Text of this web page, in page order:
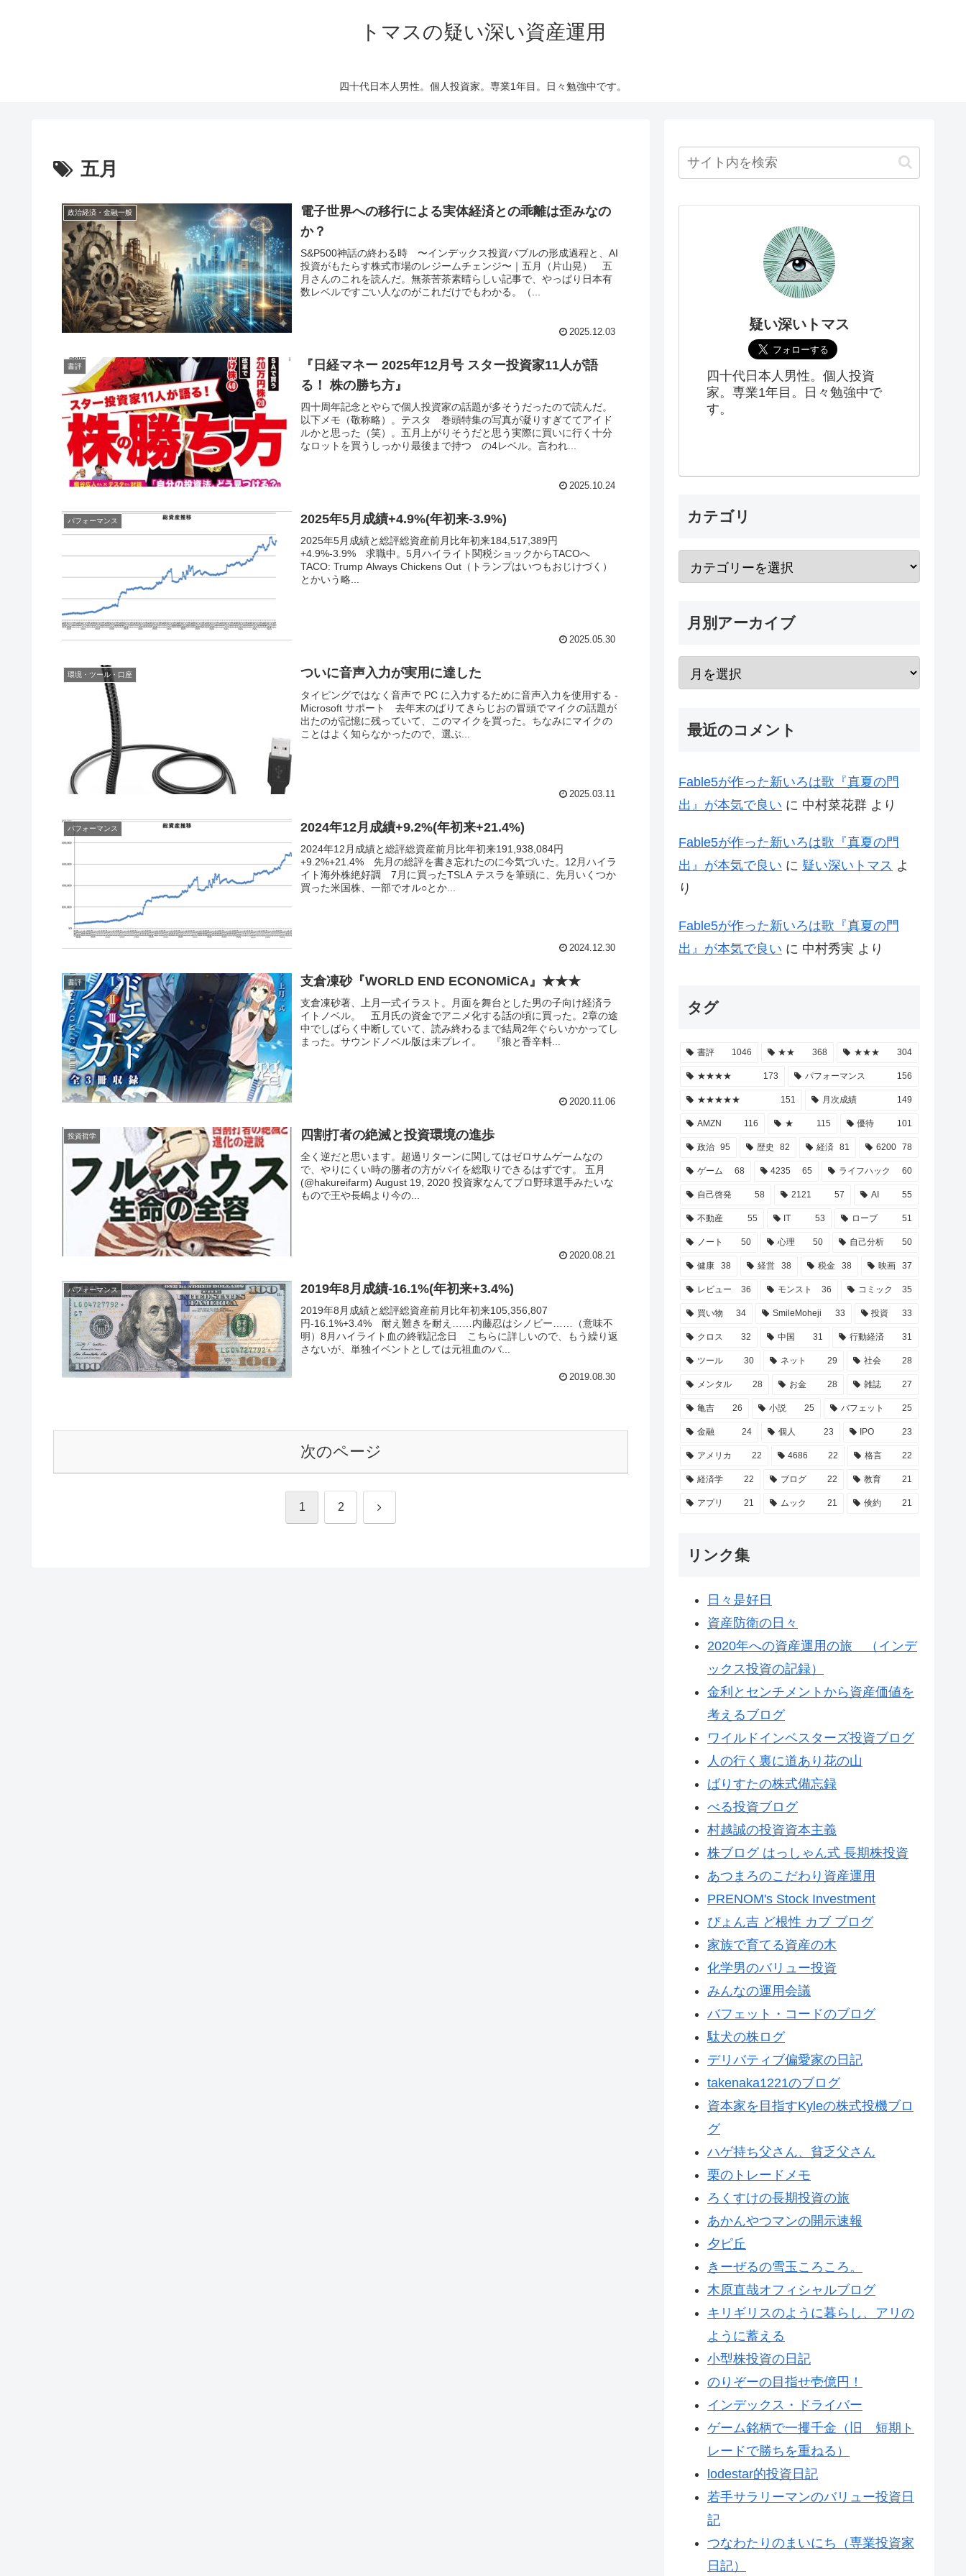
トマスの疑い深い資産運用
四十代日本人男性。個人投資家。専業1年目。日々勉強中です。
五月
政治経済・金融一般
電子世界への移行による実体経済との乖離は歪みなの
か？
S&P500神話の終わる時 〜インデックス投資バブルの形成過程と、AI
投資がもたらす株式市場のレジームチェンジ〜｜五月（片山晃） 五
月さんのこれを読んだ。無茶苦茶素晴らしい記事で、やっぱり日本有
数レベルですごい人なのがこれだけでもわかる。（...
2025.12.03
書評
『日経マネー 2025年12月号 スター投資家11人が語
る！ 株の勝ち方』
四十周年記念とやらで個人投資家の話題が多そうだったので読んだ。
以下メモ（敬称略）。テスタ 巻頭特集の写真が凝りすぎててアイド
ルかと思った（笑）。五月上がりそうだと思う実際に買いに行く十分
なロットを買うしっかり最後まで持つ の4レベル。言われ...
2025.10.24
パフォーマンス 2025年5月成績+4.9%(年初来-3.9%)
2025年5月成績と総評総資産前月比年初来184,517,389円
+4.9%-3.9% 求職中。5月ハイライト関税ショックからTACOへ
TACO: Trump Always Chickens Out（トランプはいつもおじけづく）
とかいう略...
2025.05.30
環境・ツール・口座 ついに音声入力が実用に達した
タイピングではなく音声で PC に入力するために音声入力を使用する -
Microsoft サポート 去年末のぱりてきらじおの冒頭でマイクの話題が
出たのが記憶に残っていて、このマイクを買った。ちなみにマイクの
ことはよく知らなかったので、選ぶ...
2025.03.11
パフォーマンス 2024年12月成績+9.2%(年初来+21.4%)
2024年12月成績と総評総資産前月比年初来191,938,084円
+9.2%+21.4% 先月の総評を書き忘れたのに今気づいた。12月ハイラ
イト海外株絶好調 7月に買ったTSLA テスラを筆頭に、先月いくつか
買った米国株、一部でオル○とか...
2024.12.30
書評 支倉凍砂『WORLD END ECONOMiCA』★★★
支倉凍砂著、上月一式イラスト。月面を舞台とした男の子向け経済ラ
イトノベル。 五月氏の資金でアニメ化する話の頃に買った。2章の途
中でしばらく中断していて、読み終わるまで結局2年ぐらいかかってし
まった。サウンドノベル版は未プレイ。 『狼と香辛料...
2020.11.06
投資哲学 四割打者の絶滅と投資環境の進歩
全く逆だと思います。超過リターンに関してはゼロサムゲームなの
で、やりにくい時の勝者の方がパイを総取りできるはずです。 五月
(@hakureifarm) August 19, 2020 投資家なんてプロ野球選手みたいな
もので王や長嶋より今の...
2020.08.21
パフォーマンス 2019年8月成績-16.1%(年初来+3.4%)
2019年8月成績と総評総資産前月比年初来105,356,807
円-16.1%+3.4% 耐え難きを耐え……内藤忍はシノビー……（意味不
明）8月ハイライト血の終戦記念日 こちらに詳しいので、もう繰り返
さないが、単独イベントとしては元祖血のバ...
2019.08.30
次のページ
1 2 次
疑い深いトマス
四十代日本人男性。個人投資
家。専業1年目。日々勉強中で
す。
カテゴリ
月別アーカイブ
最近のコメント
Fable5が作った新いろは歌『真夏の門
出』が本気で良い に 中村菜花群 より
Fable5が作った新いろは歌『真夏の門
出』が本気で良い に 疑い深いトマス よ
り
Fable5が作った新いろは歌『真夏の門
出』が本気で良い に 中村秀実 より
タグ
書評 1046 ★★ 368 ★★★ 304
★★★★ 173 パフォーマンス 156
★★★★★ 151 月次成績 149
AMZN 116 ★ 115 優待 101
政治 95 歴史 82 経済 81 6200 78
ゲーム 68 4235 65 ライフハック 60
自己啓発 58 2121 57 AI 55
不動産 55 IT 53 ローブ 51
ノート 50 心理 50 自己分析 50
健康 38 経営 38 税金 38 映画 37
レビュー 36 モンスト 36 コミック 35
買い物 34 SmileMoheji 33 投資 33
クロス 32 中国 31 行動経済 31
ツール 30 ネット 29 社会 28
メンタル 28 お金 28 雑誌 27
亀吉 26 小説 25 バフェット 25
金融 24 個人 23 IPO 23
アメリカ 22 4686 22 格言 22
経済学 22 ブログ 22 教育 21
アプリ 21 ムック 21 倹約 21
リンク集
日々是好日
資産防衛の日々
2020年への資産運用の旅 （インデ
ックス投資の記録）
金利とセンチメントから資産価値を
考えるブログ
ワイルドインベスターズ投資ブログ
人の行く裏に道あり花の山
ばりすたの株式備忘録
べる投資ブログ
村越誠の投資資本主義
株ブログ はっしゃん式 長期株投資
あつまろのこだわり資産運用
PRENOM's Stock Investment
ぴょん吉 ど根性 カブ ブログ
家族で育てる資産の木
化学男のバリュー投資
みんなの運用会議
バフェット・コードのブログ
駄犬の株ログ
デリバティブ偏愛家の日記
takenaka1221のブログ
資本家を目指すKyleの株式投機ブロ
グ
ハゲ持ち父さん、貧乏父さん
栗のトレードメモ
ろくすけの長期投資の旅
あかんやつマンの開示速報
夕ピ丘
きーぜるの雪玉ころころ。
木原直哉オフィシャルブログ
キリギリスのように暮らし、アリの
ように蓄える
小型株投資の日記
のりぞーの目指せ壱億円！
インデックス・ドライバー
ゲーム銘柄で一攫千金（旧 短期ト
レードで勝ちを重ねる）
lodestar的投資日記
若手サラリーマンのバリュー投資日
記
つなわたりのまいにち（専業投資家
日記）